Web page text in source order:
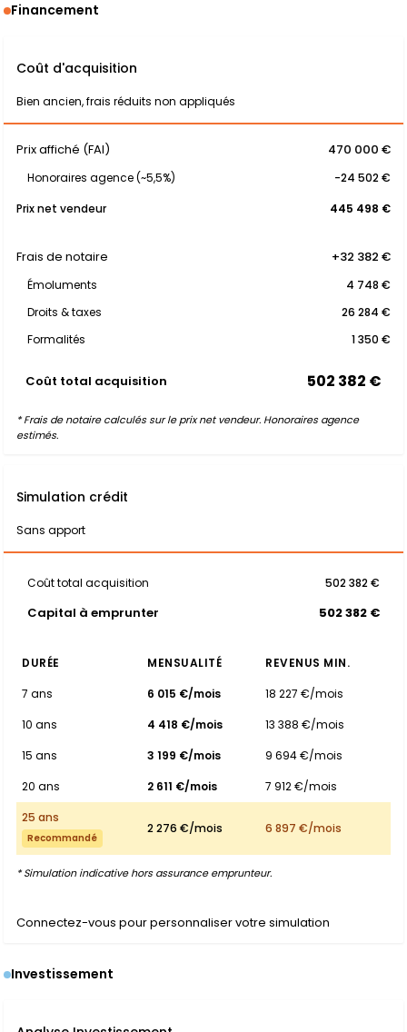
Financement
Coût d'acquisition
Bien ancien, frais réduits non appliqués
Prix affiché (FAI) 470 000 €
Honoraires agence (~5,5%)
-24 502 €
Prix net vendeur
445 498 €
Frais de notaire +32 382 €
Émoluments
4 748 €
Droits & taxes
26 284 €
Formalités
1 350 €
Coût total acquisition 502 382 €
* Frais de notaire calculés sur le prix net vendeur. Honoraires agence
estimés.
Simulation crédit
Sans apport
Coût total acquisition 502 382 €
Capital à emprunter 502 382 €
DURÉE MENSUALITÉ
REVENUS MIN.
7 ans
6 015 €/mois
18 227 €/mois
10 ans
4 418 €/mois
13 388 €/mois
15 ans
3 199 €/mois
9 694 €/mois
20 ans
2 611 €/mois
7 912 €/mois
25 ans
Recommandé
2 276 €/mois 6 897 €/mois
* Simulation indicative hors assurance emprunteur.
Connectez-vous pour personnaliser votre simulation
Investissement